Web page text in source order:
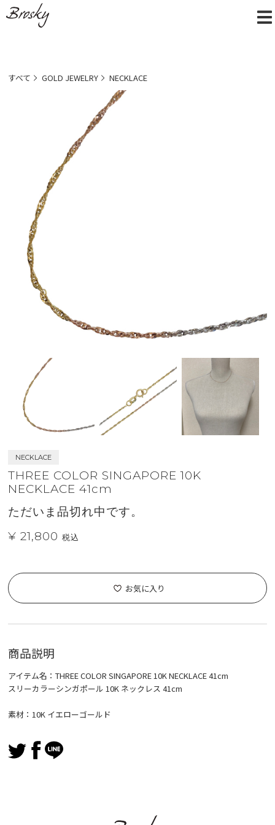
すべて GOLD JEWELRY NECKLACE
NECKLACE
THREE COLOR SINGAPORE 10K
NECKLACE 41cm
ただいま品切れ中です。
¥ 21,800税込
お気に入り
商品説明
アイテム名：THREE COLOR SINGAPORE 10K NECKLACE 41cm
スリーカラーシンガポール 10K ネックレス 41cm
素材：10K イエローゴールド